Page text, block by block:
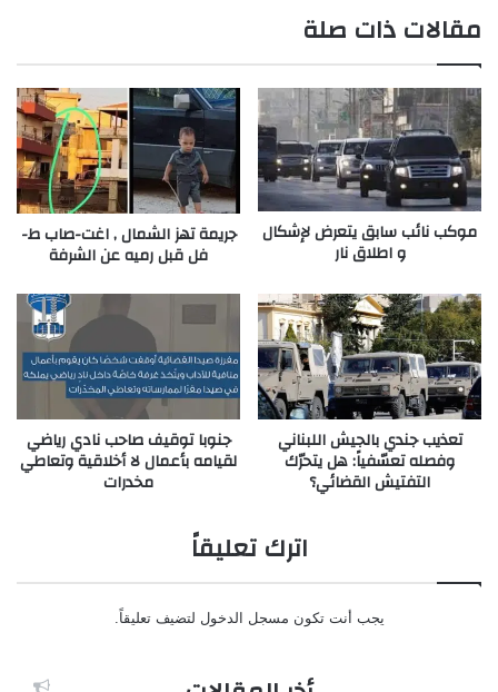
مقالات ذات صلة
موكب نائب سابق يتعرض لإشكال
و اطلاق نار
جريمة تهز الشمال , اغت-صاب ط-
فل قبل رميه عن الشرفة
تعذيب جندي بالجيش اللبناني
وفصله تعسّفياً: هل يتحرّك
التفتيش القضائي؟
جنوبا توقيف صاحب نادي رياضي
لقيامه بأعمال لا أخلاقية وتعاطي
مخدرات
اترك تعليقاً
يجب أنت تكون مسجل الدخول لتضيف تعليقاً.